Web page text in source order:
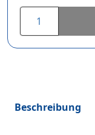
Beschreibung